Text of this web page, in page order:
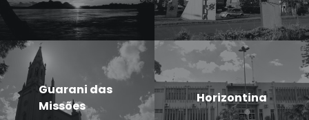
Guarani das
Missões
Horizontina